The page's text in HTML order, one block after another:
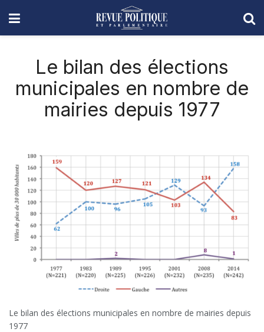
Le bilan des élections
municipales en nombre de
mairies depuis 1977
Le bilan des élections municipales en nombre de mairies depuis
1977